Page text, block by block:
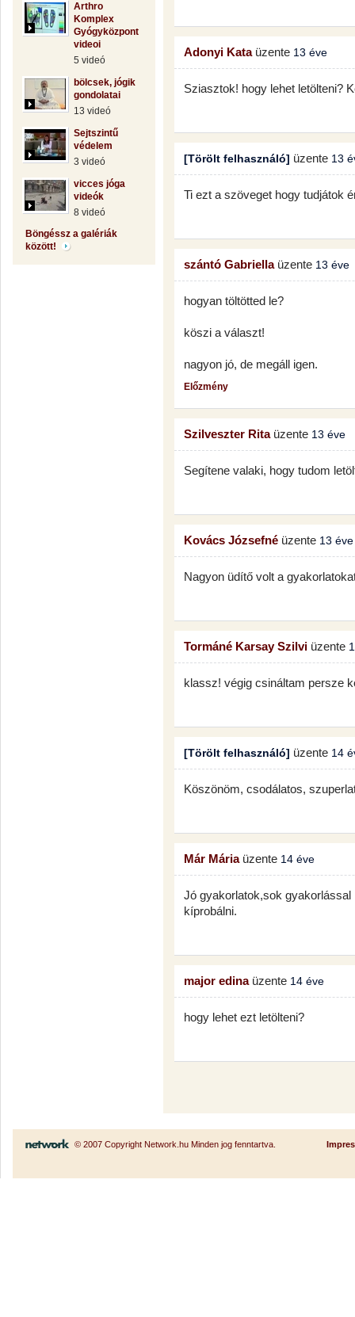
Arthro
Komplex
Gyógyközpont
videoi
5 videó
bölcsek, jógik
gondolatai
13 videó
Sejtszintű
védelem
3 videó
vicces jóga
videók
8 videó
Böngéssz a galériák
között!
Adonyi Kataüzente 13 éve
Sziasztok! hogy lehet letölteni?
[Törölt felhasználó] üzente 13
Ti ezt a szöveget hogy tudjátok
szántó Gabriellaüzente 13 éve
hogyan töltötted le?
köszi a választ!
nagyon jó, de megáll igen.
Előzmény
Szilveszter Ritaüzente 13 éve
Segítene valaki, hogy tudom
Kovács Józsefné üzente 13 éve
Nagyon üdítő volt a
Tormáné Karsay Szilvi üzente
klassz! végig csináltam persze
[Törölt felhasználó] üzente 14
Köszönöm, csodálatos,
Már Máriaüzente 14 éve
Jó gyakorlatok,sok
kíprobálni.
major edinaüzente 14 éve
hogy lehet ezt letölteni?
© 2007 Copyright Network.hu Minden jog fenntartva.